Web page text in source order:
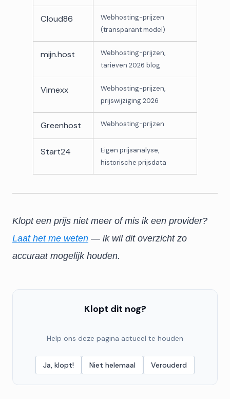
Cloud86
Webhosting-prijzen
(transparant model)
mijn.host
Webhosting-prijzen,
tarieven 2026 blog
Vimexx
Webhosting-prijzen,
prijswijziging 2026
Greenhost Webhosting-prijzen
Start24
Eigen prijsanalyse,
historische prijsdata
Klopt een prijs niet meer of mis ik een provider?
Laat het me weten — ik wil dit overzicht zo
accuraat mogelijk houden.
Klopt dit nog?
Help ons deze pagina actueel te houden
Ja, klopt! Niet helemaal Verouderd